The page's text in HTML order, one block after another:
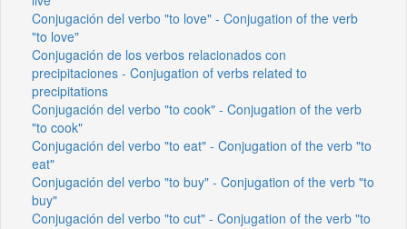
Conjugación del verbo "to love" - Conjugation of the verb
"to love"
Conjugación de los verbos relacionados con
precipitaciones - Conjugation of verbs related to
precipitations
Conjugación del verbo "to cook" - Conjugation of the verb
"to cook"
Conjugación del verbo "to eat" - Conjugation of the verb "to
eat"
Conjugación del verbo "to buy" - Conjugation of the verb "to
buy"
Conjugación del verbo "to cut" - Conjugation of the verb "to